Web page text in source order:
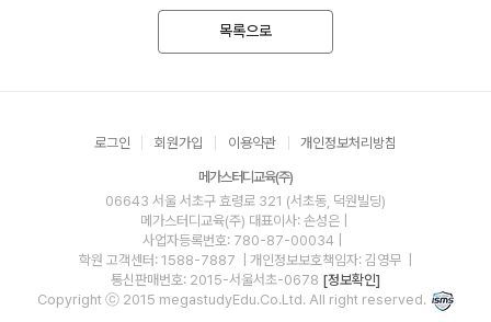
목록으로
로그인 회원가입 이용약관 개인정보처리방침
메가스터디교육(주)
06643 서울 서초구 효령로 321 (서초동, 덕원빌딩)
메가스터디교육(주) 대표이사: 손성은 |
사업자등록번호: 780-87-00034
학원 고객센터: 1588-7887
| 개인정보보호책임자: 김영무
통신판매번호: 2015-서울서초-0678 [정보확인]
Copyright ⓒ 2015 megastudyEdu.Co.Ltd. All right reserved.